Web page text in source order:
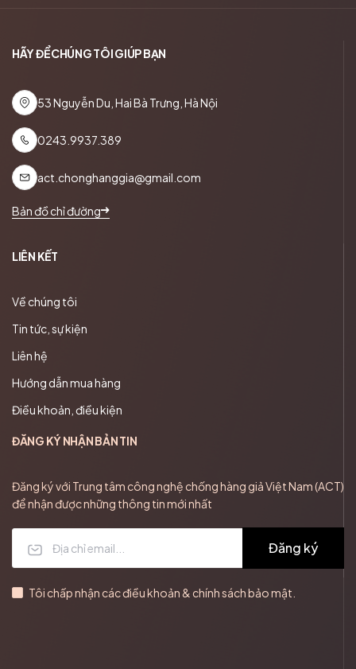
HÃY ĐỂ CHÚNG TÔI GIÚP BẠN
53 Nguyễn Du, Hai Bà Trưng, Hà Nội
0243.9937.389
act.chonghanggia@gmail.com
Bản đồ chỉ đường
LIÊN KẾT
Về chúng tôi
Tin tức, sự kiện
Liên hệ
Hướng dẫn mua hàng
Điều khoản, điều kiện
ĐĂNG KÝ NHẬN BẢN TIN
Đăng ký với Trung tâm công nghệ chống hàng giả Việt Nam (ACT)
để nhận được những thông tin mới nhất
Đăng ký
Tôi chấp nhận các điều khoản & chính sách bảo mật.